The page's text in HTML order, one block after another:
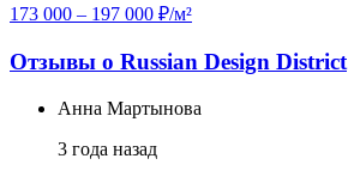
173 000 – 197 000 ₽/м²
Отзывы о Russian Design District
Анна Мартынова
3 года назад